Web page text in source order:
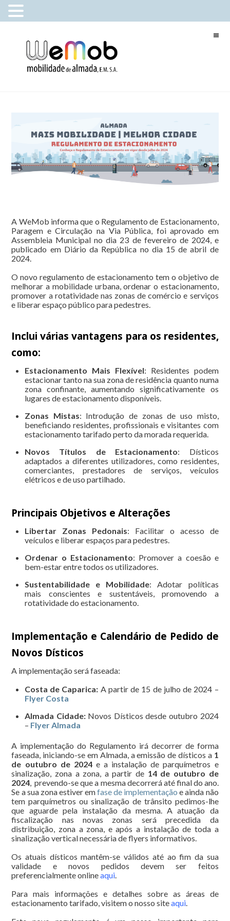
A WeMob informa que o Regulamento de Estacionamento,
Paragem e Circulação na Via Pública, foi aprovado em
Assembleia Municipal no dia 23 de fevereiro de 2024, e
publicado em Diário da República no dia 15 de abril de
2024.
O novo regulamento de estacionamento tem o objetivo de
melhorar a mobilidade urbana, ordenar o estacionamento,
promover a rotatividade nas zonas de comércio e serviços
e liberar espaço público para pedestres.
Inclui várias vantagens para os residentes,
como:
Estacionamento Mais Flexível: Residentes podem
estacionar tanto na sua zona de residência quanto numa
zona confinante, aumentando significativamente os
lugares de estacionamento disponíveis.
Zonas Mistas: Introdução de zonas de uso misto,
beneficiando residentes, profissionais e visitantes com
estacionamento tarifado perto da morada requerida.
Novos Títulos de Estacionamento: Dísticos
adaptados a diferentes utilizadores, como residentes,
comerciantes, prestadores de serviços, veículos
elétricos e de uso partilhado.
Principais Objetivos e Alterações
Libertar Zonas Pedonais: Facilitar o acesso de
veículos e liberar espaços para pedestres.
Ordenar o Estacionamento: Promover a coesão e
bem-estar entre todos os utilizadores.
Sustentabilidade e Mobilidade: Adotar políticas
mais conscientes e sustentáveis, promovendo a
rotatividade do estacionamento.
Implementação e Calendário de Pedido de
Novos Dísticos
A implementação será faseada:
Costa de Caparica: A partir de 15 de julho de 2024 –
Flyer Costa
Almada Cidade:Novos Dísticos desde outubro 2024
– Flyer Almada
A implementação do Regulamento irá decorrer de forma
faseada, iniciando-se em Almada, a emissão de dísticos a 1
de outubro de 2024e a instalação de parquímetros e
sinalização, zona a zona, a partir de 14 de outubro de
2024, prevendo-se que a mesma decorrerá até final do ano.
Se a sua zona estiver emfase de implementação e ainda não
tem parquímetros ou sinalização de trânsito pedimos-lhe
que aguarde pela instalação da mesma. A atuação da
fiscalização nas novas zonas será precedida da
distribuição, zona a zona, e após a instalação de toda a
sinalização vertical necessária de flyers informativos.
Os atuais dísticos mantêm-se válidos até ao fim da sua
validade e novos pedidos devem ser feitos
preferencialmente onlineaqui.
Para mais informações e detalhes sobre as áreas de
estacionamento tarifado, visitem o nosso siteaqui.